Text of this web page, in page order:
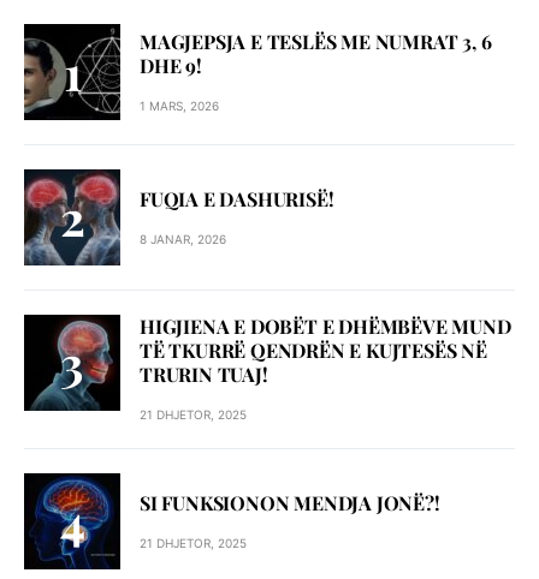
MAGJEPSJA E TESLËS ME NUMRAT 3, 6
DHE 9!
1 MARS, 2026
FUQIA E DASHURISË!
8 JANAR, 2026
HIGJIENA E DOBËT E DHËMBËVE MUND
TË TKURRË QENDRËN E KUJTESËS NË
TRURIN TUAJ!
21 DHJETOR, 2025
SI FUNKSIONON MENDJA JONË?!
21 DHJETOR, 2025